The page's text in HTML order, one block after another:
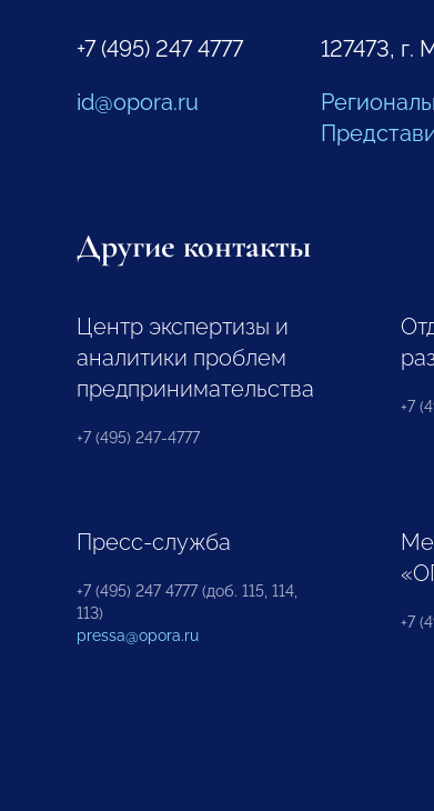
+7 (495) 247 4777
id@opora.ru
127473, г.
Другие контакты
Центр экспертизы и
аналитики проблем
предпринимательства
+7 (495) 247-4777
+7
Пресс-служба
+7 (495) 247 4777 (доб. 115, 114,
113)
pressa@opora.ru
+7